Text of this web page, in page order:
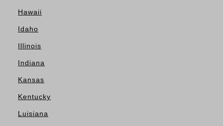
Hawaii
Idaho
Illinois
Indiana
Kansas
Kentucky
Luisiana